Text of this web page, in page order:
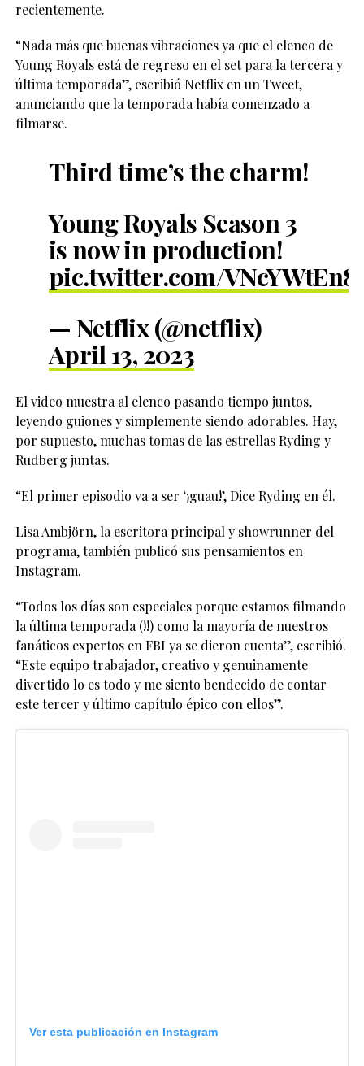
recientemente.
“Nada más que buenas vibraciones ya que el elenco de
Young Royals está de regreso en el set para la tercera y
última temporada”, escribió Netflix en un Tweet,
anunciando que la temporada había comenzado a
filmarse.
Third time’s the charm!
Young Royals Season 3
is now in production!
pic.twitter.com/
— Netflix (@netflix)
April 13, 2023
El video muestra al elenco pasando tiempo juntos,
leyendo guiones y simplemente siendo adorables. Hay,
por supuesto, muchas tomas de las estrellas Ryding y
Rudberg juntas.
“El primer episodio va a ser ‘¡guau!’, Dice Ryding en él.
Lisa Ambjörn, la escritora principal y showrunner del
programa, también publicó sus pensamientos en
Instagram.
“Todos los días son especiales porque estamos filmando
la última temporada (!!) como la mayoría de nuestros
fanáticos expertos en FBI ya se dieron cuenta”, escribió.
“Este equipo trabajador, creativo y genuinamente
divertido lo es todo y me siento bendecido de contar
este tercer y último capítulo épico con ellos”.
Ver esta publicación en Instagram